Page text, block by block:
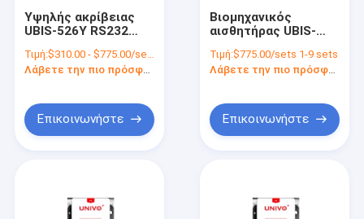
Υψηλής ακρίβειας
UBIS-526Y RS232
άξονες κλίμακας για
βιομηχανικά
Τιμή:$310.00 - $775.00/sets
Λάβετε την πιο πρόσφατη τιμή
Επικοινωνήστε
Βιομηχανικός
αισθητήρας UBIS-
κλίσης με RS232
RS485 TTL διεπαφή
Τιμή:$775.00/sets 1-9 sets
Λάβετε την πιο πρόσφατη τιμή
Επικοινωνήστε